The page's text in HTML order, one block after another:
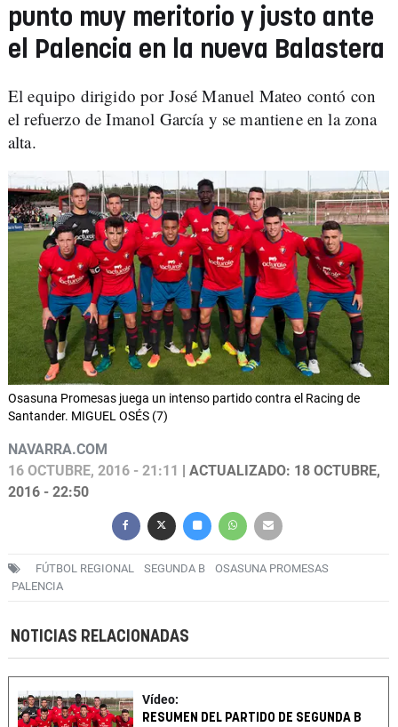
punto muy meritorio y justo ante
el Palencia en la nueva Balastera
El equipo dirigido por José Manuel Mateo contó con
el refuerzo de Imanol García y se mantiene en la zona
alta.
Osasuna Promesas juega un intenso partido contra el Racing de
Santander. MIGUEL OSÉS (7)
NAVARRA.COM
16 OCTUBRE, 2016 - 21:11
| ACTUALIZADO: 18 OCTUBRE,
2016 - 22:50
FÚTBOL REGIONAL SEGUNDA B
OSASUNA PROMESAS
PALENCIA
NOTICIAS RELACIONADAS
Vídeo:
RESUMEN DEL PARTIDO DE SEGUNDA B